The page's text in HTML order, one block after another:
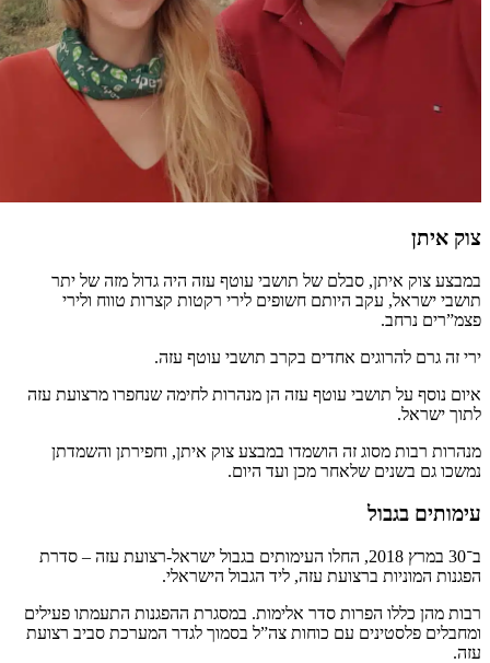
צוק איתן
במבצע צוק איתן, סבלם של תושבי עוטף עזה היה גדול מזה של יתר
תושבי ישראל, עקב היותם חשופים לירי רקטות קצרות טווח ולירי
פצמ”רים נרחב.
ירי זה גרם להרוגים אחדים בקרב תושבי עוטף עזה.
איום נוסף על תושבי עוטף עזה הן מנהרות לחימה שנחפרו מרצועת עזה
לתוך ישראל.
מנהרות רבות מסוג זה הושמדו במבצע צוק איתן, וחפירתן והשמדתן
נמשכו גם בשנים שלאחר מכן ועד היום.
עימותים בגבול
ב־30 במרץ 2018, החלו העימותים בגבול ישראל-רצועת עזה – סדרת
הפגנות המוניות ברצועת עזה, ליד הגבול הישראלי.
רבות מהן כללו הפרות סדר אלימות. במסגרת ההפגנות התעמתו פעילים
ומחבלים פלסטינים עם כוחות צה”ל בסמוך לגדר המערכת סביב רצועת
עזה.